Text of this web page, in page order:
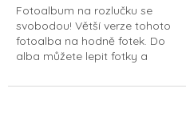
5
hvězdiček.
Fotoalbum na rozlučku se
svobodou! Větší verze tohoto
fotoalba na hodně fotek. Do
alba můžete lepit fotky a
napsat tak nevěstě vtipné